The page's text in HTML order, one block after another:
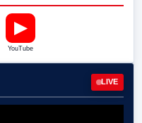
▶
YouTube
LIVE